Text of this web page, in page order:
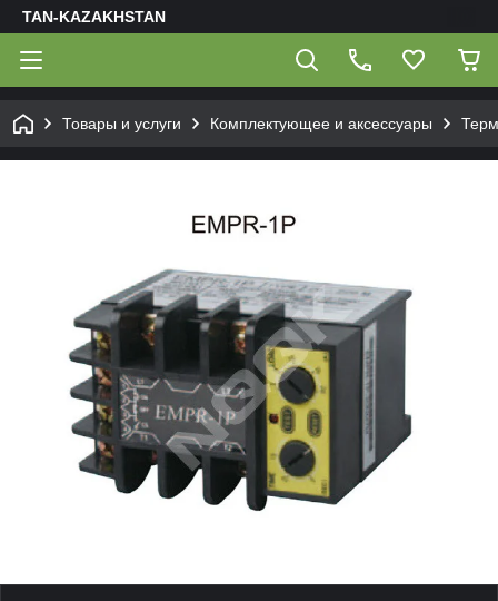
TAN-KAZAKHSTAN
Товары и услуги Комплектующее и аксессуары